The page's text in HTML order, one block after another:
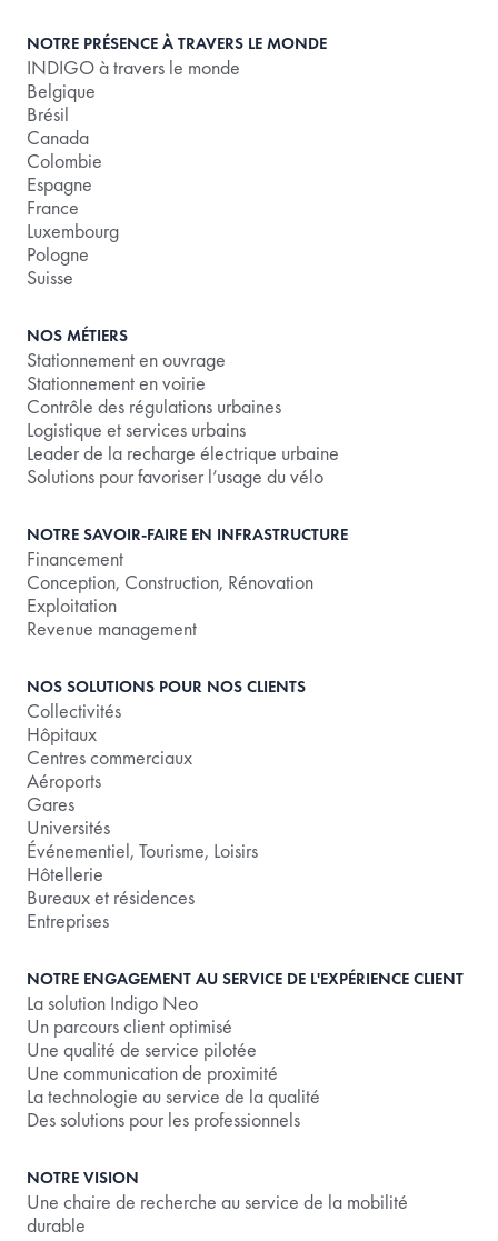
NOTRE PRÉSENCE À TRAVERS LE MONDE
INDIGO à travers le monde
Belgique
Brésil
Canada
Colombie
Espagne
France
Luxembourg
Pologne
Suisse
NOS MÉTIERS
Stationnement en ouvrage
Stationnement en voirie
Contrôle des régulations urbaines
Logistique et services urbains
Leader de la recharge électrique urbaine
Solutions pour favoriser l’usage du vélo
NOTRE SAVOIR-FAIRE EN INFRASTRUCTURE
Financement
Conception, Construction, Rénovation
Exploitation
Revenue management
NOS SOLUTIONS POUR NOS CLIENTS
Collectivités
Hôpitaux
Centres commerciaux
Aéroports
Gares
Universités
Événementiel, Tourisme, Loisirs
Hôtellerie
Bureaux et résidences
Entreprises
NOTRE ENGAGEMENT AU SERVICE DE L'EXPÉRIENCE CLIENT
La solution Indigo Neo
Un parcours client optimisé
Une qualité de service pilotée
Une communication de proximité
La technologie au service de la qualité
Des solutions pour les professionnels
NOTRE VISION
Une chaire de recherche au service de la mobilité
durable